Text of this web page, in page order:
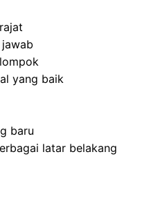
yang baik
baru
latar belakang